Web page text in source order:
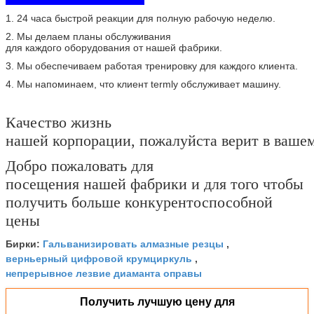
1. 24 часа быстрой реакции для полную рабочую неделю.
2. Мы делаем планы обслуживания
для каждого оборудования от нашей фабрики.
3. Мы обеспечиваем работая тренировку для каждого клиента.
4. Мы напоминаем, что клиент termly обслуживает машину.
Качество жизнь
нашей корпорации, пожалуйста верит в
Добро пожаловать для
посещения нашей фабрики и для того чтобы
получить больше конкурентоспособной
цены
Бирки: Гальванизировать алмазные резцы ,
верньерный цифровой крумциркуль ,
непрерывное лезвие диаманта оправы
Получить лучшую цену для